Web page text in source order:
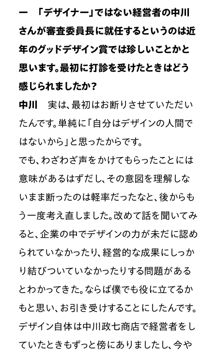
ー　「デザイナー」ではない経営者の中川
さんが審査委員長に就任するというのは近
年のグッドデザイン賞では珍しいことかと
思います。最初に打診を受けたときはどう
感じられましたか？
中川
実は、最初はお断りさせていただい
たんです。単純に「自分はデザインの人間で
はないから」と思ったからです。
でも、わざわざ声をかけてもらったことには
意味があるはずだし、その意図を理解しな
いまま断ったのは軽率だったなと、後からも
う一度考え直しました。改めて話を聞いてみ
ると、企業の中でデザインの力が未だに認め
られていなかったり、経営的な成果にしっか
り結びついていなかったりする問題がある
とわかってきた。ならば僕でも役に立てるか
もと思い、お引き受けすることにしたんです。
デザイン自体は中川政七商店で経営者をし
ていたときもずっと傍にありましたし、今や